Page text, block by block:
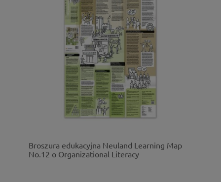
Broszura edukacyjna Neuland Learning Map
No.12 o Organizational Literacy